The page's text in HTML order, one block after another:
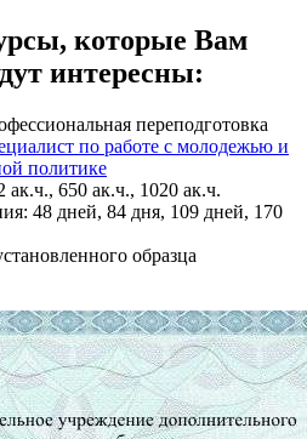
которые Вам
интересны:
переподготовка
по работе с молодежью и
политике
ак.ч., 650 ак.ч., 1020 ак.ч.
48 дней, 84 дня, 109 дней, 170
образца